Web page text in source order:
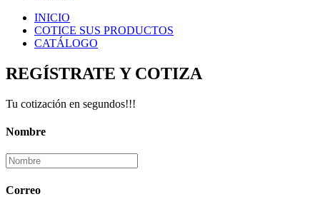
INICIO
COTICE SUS PRODUCTOS
CATÁLOGO
REGÍSTRATE Y COTIZA
Tu cotización en segundos!!!
Nombre
Correo